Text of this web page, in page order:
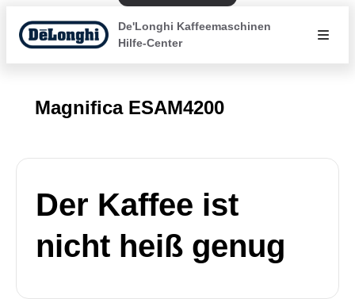
De'Longhi Kaffeemaschinen
Hilfe-Center
Magnifica ESAM4200
Der Kaffee ist
nicht heiß genug